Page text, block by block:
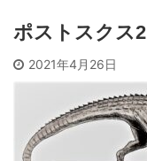
ポストスクス2
2021年4月26日